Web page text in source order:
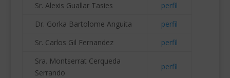
Sr. Alexis Guallar Tasies
perfil
Dr. Gorka Bartolome Anguita
perfil
Sr. Carlos Gil Fernandez
perfil
Sra. Montserrat Cerqueda
Serrando
perfil